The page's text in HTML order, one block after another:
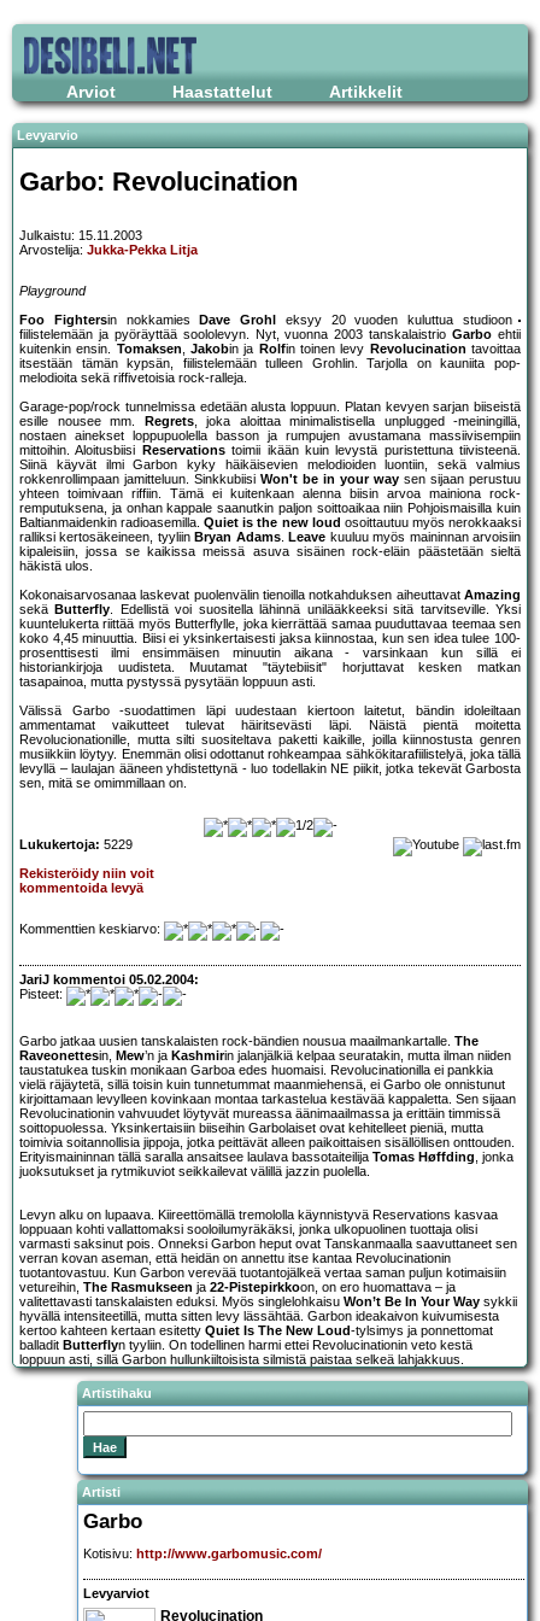
Arviot Haastattelut Artikkelit
Levyarvio
Garbo: Revolucination
Julkaistu: 15.11.2003
Arvostelija: Jukka-Pekka Litja
Playground
Foo Fightersin nokkamies Dave Grohl
eksyy 20 vuoden kuluttua studioon
fiilistelemään ja pyöräyttää soololevyn. Nyt, vuonna 2003 tanskalaistrioGarbo ehtii
kuitenkin ensin. Tomaksen,Jakobin ja Rolfin toinen levy Revolucination tavoittaa
itsestään tämän kypsän, fiilistelemään tulleen Grohlin. Tarjolla on kauniita pop-
melodioita sekä riffivetoisia rock-ralleja.
Garage-pop/rock tunnelmissa edetään alusta loppuun. Platan kevyen sarjan biiseistä
esille nousee mm.
Regrets, joka aloittaa minimalistisella unplugged -meiningillä,
nostaen ainekset loppupuolella basson ja rumpujen avustamana massiivisempiin
mittoihin. Aloitusbiisi
Reservationstoimii ikään kuin levystä puristettuna tiivisteenä.
Siinä käyvät ilmi Garbon kyky häikäisevien melodioiden luontiin, sekä valmius
rokkenrollimpaan jamitteluun. Sinkkubiisi Won't be in your way sen sijaan perustuu
yhteen toimivaan riffiin. Tämä ei kuitenkaan alenna biisin arvoa mainiona rock-
remputuksena, ja onhan kappale saanutkin paljon soittoaikaa niin Pohjoismaisilla kuin
Baltianmaidenkin radioasemilla.Quiet is the new loud osoittautuu myös nerokkaaksi
ralliksi kertosäkeineen, tyyliin Bryan Adams. Leave kuuluu myös maininnan arvoisiin
kipaleisiin, jossa se kaikissa meissä asuva sisäinen rock-eläin päästetään sieltä
häkistä ulos.
Kokonaisarvosanaa laskevat puolenvälin tienoilla notkahduksen aiheuttavat Amazing
sekä Butterfly. Edellistä voi suositella lähinnä unilääkkeeksi sitä tarvitseville. Yksi
kuuntelukerta riittää myös Butterflylle, joka kierrättää samaa puuduttavaa teemaa sen
koko 4,45 minuuttia. Biisi ei yksinkertaisesti jaksa kiinnostaa, kun sen idea tulee 100-
prosenttisesti ilmi ensimmäisen minuutin aikana - varsinkaan kun sillä ei
historiankirjoja uudisteta. Muutamat "täytebiisit" horjuttavat kesken matkan
tasapainoa, mutta pystyssä pysytään loppuun asti.
Välissä Garbo -suodattimen läpi uudestaan kiertoon laitetut, bändin idoleiltaan
ammentamat vaikutteet tulevat häiritsevästi läpi. Näistä pientä moitetta
Revolucionationille, mutta silti suositeltava paketti kaikille, joilla kiinnostusta genren
musiikkiin löytyy. Enemmän olisi odottanut rohkeampaa sähkökitarafiilistelyä, joka tällä
levyllä – laulajan ääneen yhdistettynä - luo todellakin NE piikit, jotka tekevät Garbosta
sen, mitä se omimmillaan on.
Lukukertoja: 5229
Rekisteröidy niin voit
kommentoida levyä
Kommenttien keskiarvo:
JariJ kommentoi 05.02.2004:
Pisteet:
Garbo jatkaa uusien tanskalaisten rock-bändien nousua maailmankartalle. The
Raveonettesin, Mew’n ja Kashmirin jalanjälkiä kelpaa seuratakin, mutta ilman niiden
taustatukea tuskin monikaan Garboa edes huomaisi. Revolucinationilla ei pankkia
vielä räjäytetä, sillä toisin kuin tunnetummat maanmiehensä, ei Garbo ole onnistunut
kirjoittamaan levylleen kovinkaan montaa tarkastelua kestävää kappaletta. Sen sijaan
Revolucinationin vahvuudet löytyvät mureassa äänimaailmassa ja erittäin timmissä
soittopuolessa. Yksinkertaisiin biiseihin Garbolaiset ovat kehitelleet pieniä, mutta
toimivia soitannollisia jippoja, jotka peittävät alleen paikoittaisen sisällöllisen onttouden.
Erityismaininnan tällä saralla ansaitsee laulava bassotaiteilija Tomas Høffding , jonka
juoksutukset ja rytmikuviot seikkailevat välillä jazzin puolella.
Levyn alku on lupaava. Kiireettömällä tremololla käynnistyvä Reservations kasvaa
loppuaan kohti vallattomaksi sooloilumyräkäksi, jonka ulkopuolinen tuottaja olisi
varmasti saksinut pois. Onneksi Garbon heput ovat Tanskanmaalla saavuttaneet sen
verran kovan aseman, että heidän on annettu itse kantaa Revolucinationin
tuotantovastuu. Kun Garbon verevää tuotantojälkeä vertaa saman puljun kotimaisiin
vetureihin, The Rasmukseen ja 22-Pistepirkkoon, on ero huomattava – ja
valitettavasti tanskalaisten eduksi. Myös singlelohkaisu Won’t Be In Your Way sykkii
hyvällä intensiteetillä, mutta sitten levy lässähtää. Garbon ideakaivon kuivumisesta
kertoo kahteen kertaan esitetty Quiet Is The New Loud-tylsimys ja ponnettomat
balladit Butterflyn tyyliin. On todellinen harmi ettei Revolucinationin veto kestä
loppuun asti, sillä Garbon hullunkiiltoisista silmistä paistaa selkeä lahjakkuus.
Artistihaku
Artisti
Garbo
Kotisivu: http://www.garbomusic.com/
Levyarviot
Revolucination